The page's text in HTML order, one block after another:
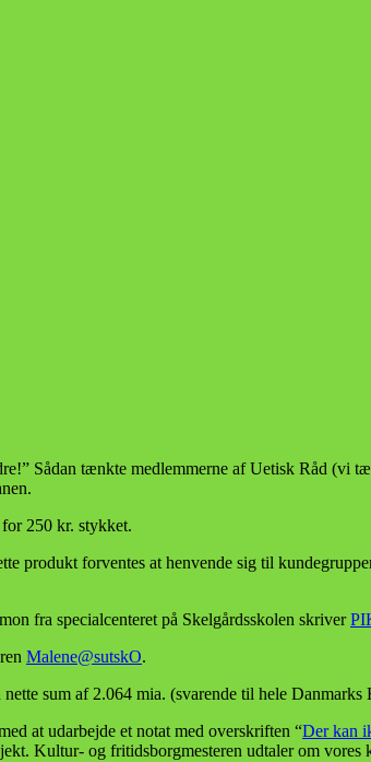
Sådan tænkte medlemmerne af Uetisk Råd
250 kr. stykket.
produkt forventes at henvende sig til
fra specialcenteret på Skelgårdsskolen skriver
Malene@sutskO.
sum af 2.064 mia. (svarende til hele
at udarbejde et notat med overskriften “Der kan
Kultur- og fritidsborgmesteren udtaler om vores